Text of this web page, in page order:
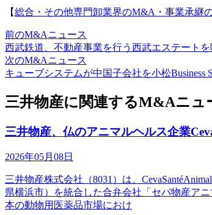
【総合・その他専門卸業界のM&A・事業承継
前のM&Aニュース
西武鉄道、不動産事業を行う西武エステート
次のM&Aニュース
キューブシステムが中国子会社を小松Business
三井物産に関連するM&Aニュ
三井物産、仏のアニマルヘルス企業
2026年05月08日
三井物産株式会社（8031）は、
県横浜市）を統合した合弁会社「セバ物産ア
本の動物用医薬品市場におけ